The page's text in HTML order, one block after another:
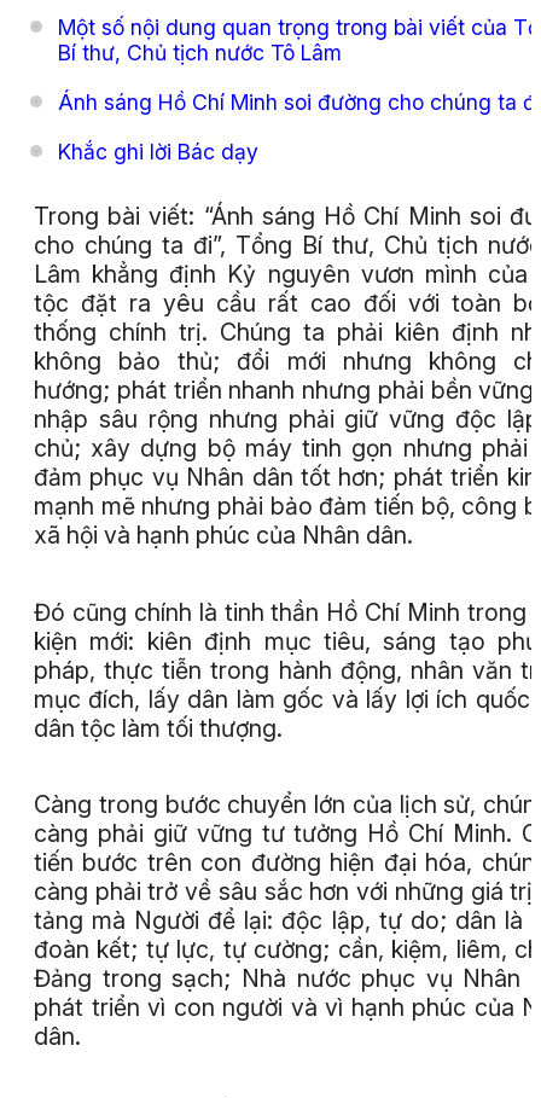
Một số nội dung quan trọng trong bài viết của
Bí thư, Chủ tịch nước Tô Lâm
Ánh sáng Hồ Chí Minh soi đường cho chúng ta đi
Khắc ghi lời Bác dạy
Trong bài viết: “Ánh sáng Hồ Chí Minh soi
cho chúng ta đi”, Tổng Bí thư, Chủ tịch
Lâm khẳng định Kỷ nguyên vươn mình của
tộc đặt ra yêu cầu rất cao đối với toàn
thống chính trị. Chúng ta phải kiên định
không bảo thủ; đổi mới nhưng không
hướng; phát triển nhanh nhưng phải bền
nhập sâu rộng nhưng phải giữ vững độc
chủ; xây dựng bộ máy tinh gọn nhưng phải
đảm phục vụ Nhân dân tốt hơn; phát triển
mạnh mẽ nhưng phải bảo đảm tiến bộ, công
xã hội và hạnh phúc của Nhân dân.
Đó cũng chính là tinh thần Hồ Chí Minh trong
kiện mới: kiên định mục tiêu, sáng tạo
pháp, thực tiễn trong hành động, nhân văn
mục đích, lấy dân làm gốc và lấy lợi ích quốc
dân tộc làm tối thượng.
Càng trong bước chuyển lớn của lịch sử,
càng phải giữ vững tư tưởng Hồ Chí Minh.
tiến bước trên con đường hiện đại hóa,
càng phải trở về sâu sắc hơn với những giá trị
tảng mà Người để lại: độc lập, tự do; dân là
đoàn kết; tự lực, tự cường; cần, kiệm, liêm,
Đảng trong sạch; Nhà nước phục vụ Nhân
phát triển vì con người và vì hạnh phúc của
dân.